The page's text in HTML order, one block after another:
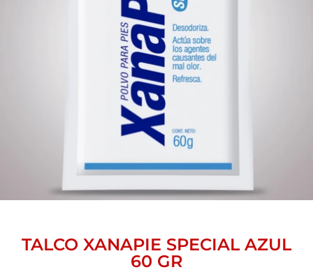
TALCO XANAPIE SPECIAL AZUL
60 GR